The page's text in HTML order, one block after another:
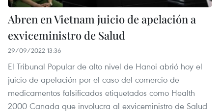
Abren en Vietnam juicio de apelación a
exviceministro de Salud
29/09/2022 13:36
El Tribunal Popular de alto nivel de Hanoi abrió hoy el
juicio de apelación por el caso del comercio de
medicamentos falsificados etiquetados como Health
2000 Canada que involucra al exviceministro de Salud